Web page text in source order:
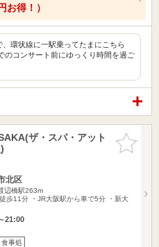
お得！）
環状線に一駅乗ってたまにこちら
のコンサート前にゆっくり時間を過ご
お気に入
りに追加
ザ・スパ・アット
北区
辺橋駅263m
歩11分 ・JR大阪駅から車で5分 ・新大
21:00
食事処